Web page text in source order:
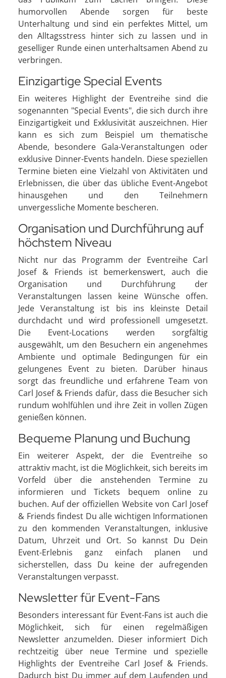
humorvollen Abende sorgen für beste
Unterhaltung und sind ein perfektes Mittel, um
den Alltagsstress hinter sich zu lassen und in
geselliger Runde einen unterhaltsamen Abend zu
verbringen.
Einzigartige Special Events
Ein weiteres Highlight der Eventreihe sind die
sogenannten "Special Events", die sich durch ihre
Einzigartigkeit und Exklusivität auszeichnen. Hier
kann es sich zum Beispiel um thematische
Abende, besondere Gala-Veranstaltungen oder
exklusive Dinner-Events handeln. Diese speziellen
Termine bieten eine Vielzahl von Aktivitäten und
Erlebnissen, die über das übliche Event-Angebot
hinausgehen und den Teilnehmern
unvergessliche Momente bescheren.
Organisation und Durchführung auf
höchstem Niveau
Nicht nur das Programm der Eventreihe Carl
Josef & Friends ist bemerkenswert, auch die
Organisation und Durchführung der
Veranstaltungen lassen keine Wünsche offen.
Jede Veranstaltung ist bis ins kleinste Detail
durchdacht und wird professionell umgesetzt.
Die Event-Locations werden sorgfältig
ausgewählt, um den Besuchern ein angenehmes
Ambiente und optimale Bedingungen für ein
gelungenes Event zu bieten. Darüber hinaus
sorgt das freundliche und erfahrene Team von
Carl Josef & Friends dafür, dass die Besucher sich
rundum wohlfühlen und ihre Zeit in vollen Zügen
genießen können.
Bequeme Planung und Buchung
Ein weiterer Aspekt, der die Eventreihe so
attraktiv macht, ist die Möglichkeit, sich bereits im
Vorfeld über die anstehenden Termine zu
informieren und Tickets bequem online zu
buchen. Auf der offiziellen Website von Carl Josef
& Friends findest Du alle wichtigen Informationen
zu den kommenden Veranstaltungen, inklusive
Datum, Uhrzeit und Ort. So kannst Du Dein
Event-Erlebnis ganz einfach planen und
sicherstellen, dass Du keine der aufregenden
Veranstaltungen verpasst.
Newsletter für Event-Fans
Besonders interessant für Event-Fans ist auch die
Möglichkeit, sich für einen regelmäßigen
Newsletter anzumelden. Dieser informiert Dich
rechtzeitig über neue Termine und spezielle
Highlights der Eventreihe Carl Josef & Friends.
Dadurch bist Du immer auf dem Laufenden und